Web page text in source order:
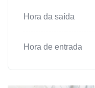
Hora da saída
Hora de entrada